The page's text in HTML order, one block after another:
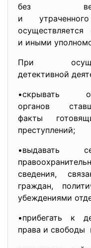
без
и
и иными
При
детективной
•скрывать
органов
факты
преступлений;
•выдавать
сведения,
граждан,
убеждениями
•прибегать к
права и свободы